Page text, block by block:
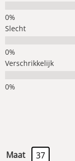
Slecht
Verschrikkelijk
Maat 37